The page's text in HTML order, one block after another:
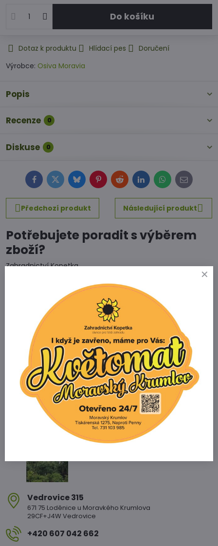
Do košíku
Dotaz k produktu Hlídací pes
Doručení
Výrobce: Osiva Moravia
Popis
Recenze 0
Diskuse 0
FacebookTwitterBlueskyPinterestRedditLinkedInWhatsApp
E-
mail
Předchozí produkt
Následující produkt
Potřebujete poradit s výběrem
zboží?
Zahradnictví Kopetka
671 75 Loděnice u Moravského Krumlova
Telefon
+420 731 103 985
Prodejna
+420 607 042 662
Email
info@zahradnictvikopetka.cz
Zahradnictví Vedrovice
Vedrovice 315
671 75 Loděnice u Moravkého Krumlova
29CF+J4W Vedrovice
+420 607 042 662